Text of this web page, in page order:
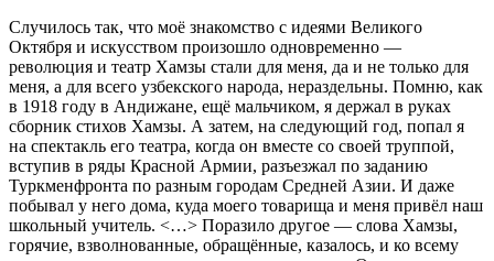
Случилось так, что моё знакомство с идеями Великого
Октября и искусством произошло одновременно —
революция и театр Хамзы стали для меня, да и не только для
меня, а для всего узбекского народа, нераздельны. Помню, как
в 1918 году в Андижане, ещё мальчиком, я держал в руках
сборник стихов Хамзы. А затем, на следующий год, попал я
на спектакль его театра, когда он вместе со своей труппой,
вступив в ряды Красной Армии, разъезжал по заданию
Туркменфронта по разным городам Средней Азии. И даже
побывал у него дома, куда моего товарища и меня привёл наш
школьный учитель. <…> Поразило другое — слова Хамзы,
горячие, взволнованные, обращённые, казалось, и ко всему